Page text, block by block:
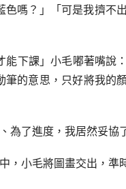
嗎？」「可是我擠不
下課」小毛嘟著嘴說
的意思，只好將我的
為了進度，我居然妥協
，小毛將圖畫交出，準